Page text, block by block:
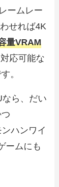
ームレー
せれば4K
量VRAM
応可能な
。
ら、だい
ハンワイ
ームにも